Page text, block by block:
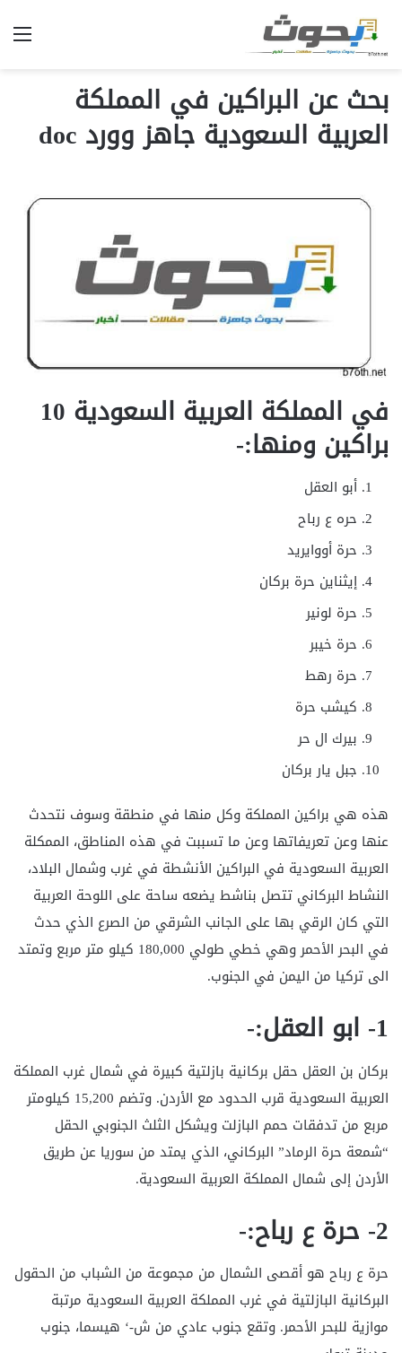
بحث عن البراكين في المملكة
العربية السعودية جاهز وورد doc
في المملكة العربية السعودية 10
براكين ومنها:-
أبو العقل
حره ع رباح
حرة أووايريد
إيثناين حرة بركان
حرة لونير
حرة خيبر
حرة رهط
كيشب حرة
بيرك ال حر
جبل يار بركان
هذه هي براكين المملكة وكل منها في منطقة وسوف نتحدث
عنها وعن تعريفاتها وعن ما تسببت في هذه المناطق، الممكلة
العربية السعودية في البراكين الأنشطة في غرب وشمال البلاد،
النشاط البركاني تتصل بناشط يضعه ساحة على اللوحة العربية
التي كان الرقي بها على الجانب الشرقي من الصرع الذي حدث
في البحر الأحمر وهي خطي طولي 180,000 كيلو متر مربع وتمتد
الى تركيا من اليمن في الجنوب.
1- ابو العقل:-
بركان بن العقل حقل بركانية بازلتية كبيرة في شمال غرب المملكة
العربية السعودية قرب الحدود مع الأردن. وتضم 15,200 كيلومتر
مربع من تدفقات حمم البازلت ويشكل الثلث الجنوبي الحقل
“شمعة حرة الرماد” البركاني، الذي يمتد من سوريا عن طريق
الأردن إلى شمال المملكة العربية السعودية.
2- حرة ع رباح:-
حرة ع رباح هو أقصى الشمال من مجموعة من الشباب من الحقول
البركانية البازلتية في غرب المملكة العربية السعودية مرتبة
موازية للبحر الأحمر. وتقع جنوب عادي من ش-‘ هيسما، جنوب